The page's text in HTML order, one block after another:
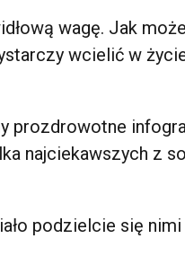
wagę. Jak
wcielić w
prozdrowotne
najciekawszych z
podzielcie się